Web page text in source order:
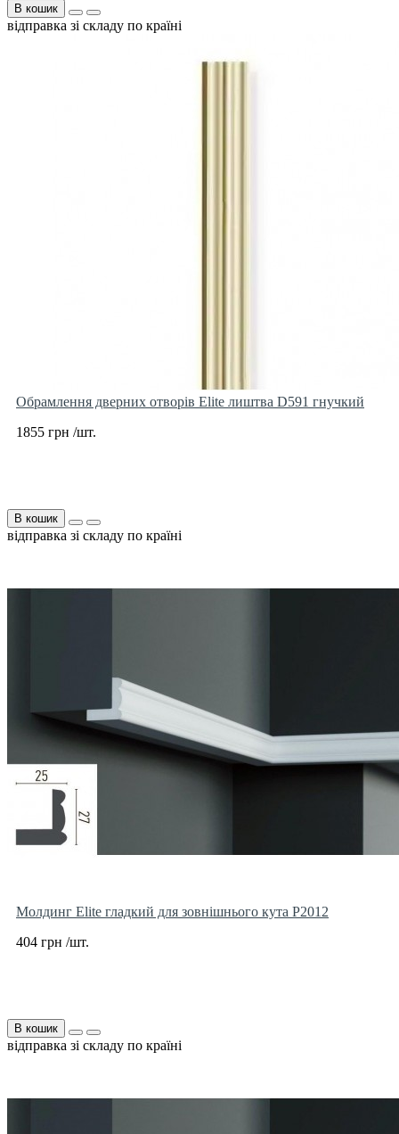
В кошик
відправка зі складу по країні
Обрамлення дверних отворів Elite лиштва D591 гнучкий
1855 грн /шт.
В кошик
відправка зі складу по країні
Молдинг Elite гладкий для зовнішнього кута P2012
404 грн /шт.
В кошик
відправка зі складу по країні